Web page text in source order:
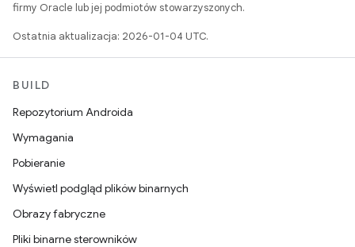
firmy Oracle lub jej podmiotów stowarzyszonych.
Ostatnia aktualizacja: 2026-01-04 UTC.
BUILD
Repozytorium Androida
Wymagania
Pobieranie
Wyświetl podgląd plików binarnych
Obrazy fabryczne
Pliki binarne sterowników